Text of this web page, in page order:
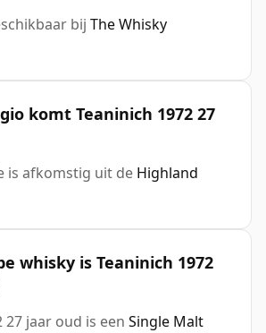
bij The Whisky
komt Teaninich 1972 27
is afkomstig uit de Highland
whisky is Teaninich 1972
27 jaar oud is een Single Malt